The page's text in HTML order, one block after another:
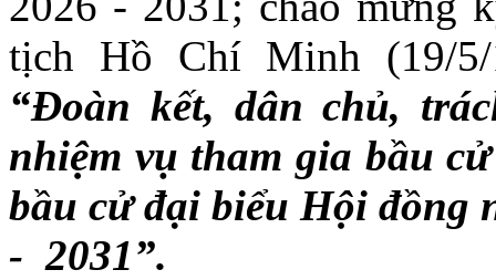
tịch Hồ Chí Minh (19/
“Đoàn kết, dân chủ,
nhiệm vụ tham gia bầu
bầu cử đại biểu Hội đồng
- 2031”.